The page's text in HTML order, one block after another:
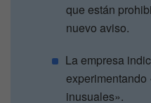
que están
nuevo aviso.
La empresa
inusuales».